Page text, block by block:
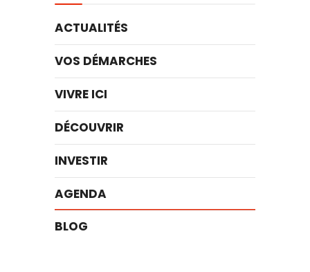
ACTUALITÉS
VOS DÉMARCHES
VIVRE ICI
DÉCOUVRIR
INVESTIR
AGENDA
BLOG